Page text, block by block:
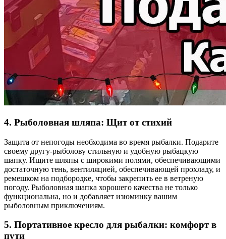
4. Рыболовная шляпа: Щит от стихий
Защита от непогоды необходима во время рыбалки. Подарите
своему другу-рыболову стильную и удобную рыбацкую
шапку. Ищите шляпы с широкими полями, обеспечивающими
достаточную тень, вентиляцией, обеспечивающей прохладу, и
ремешком на подбородке, чтобы закрепить ее в ветреную
погоду. Рыболовная шапка хорошего качества не только
функциональна, но и добавляет изюминку вашим
рыболовным приключениям.
5. Портативное кресло для рыбалки: комфорт в
пути